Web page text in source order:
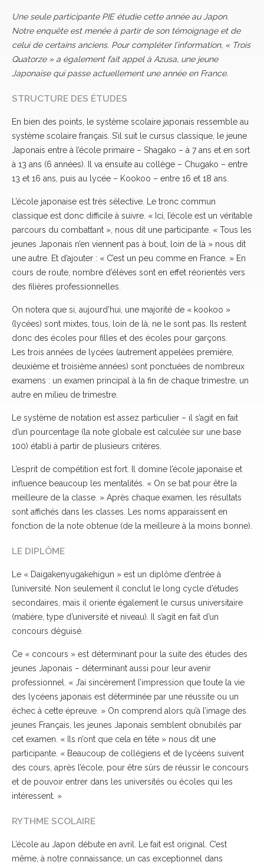
Une seule participante PIE étudie cette année au Japon.
Notre enquête est menée à partir de son témoignage et de
celui de certains anciens. Pour compléter l’information, « Trois
Quatorze » a également fait appel à Azusa, une jeune
Japonaise qui passe actuellement une année en France.
STRUCTURE DES ÉTUDES
En bien des points, le système scolaire japonais ressemble au
système scolaire français. S’il suit le cursus classique, le jeune
Japonais entre à l’école primaire – Shagako – à 7 ans et en sort
à 13 ans (6 années). Il va ensuite au collège – Chugako – entre
13 et 16 ans, puis au lycée – Kookoo – entre 16 et 18 ans.
L’école japonaise est très sélective. Le tronc commun
classique est donc difficile à suivre. « Ici, l’école est un véritable
parcours du combattant », nous dit une participante. « Tous les
jeunes Japonais n’en viennent pas à bout, loin de là » nous dit
une autre. Et d’ajouter : « C’est un peu comme en France. » En
cours de route, nombre d’élèves sont en effet réorientés vers
des filières professionnelles.
On notera que si, aujourd’hui, une majorité de « kookoo »
(lycées) sont mixtes, tous, loin de là, ne le sont pas. Ils restent
donc des écoles pour filles et des écoles pour garçons.
Les trois années de lycées (autrement appelées première,
deuxième et troisième années) sont ponctuées de nombreux
examens : un examen principal à la fin de chaque trimestre, un
autre en milieu de trimestre.
Le système de notation est assez particulier – il s’agit en fait
d’un pourcentage (la note globale est calculée sur une base
100) établi à partir de plusieurs critères.
L’esprit de compétition est fort. Il domine l’école japonaise et
influence beaucoup les mentalités. « On se bat pour être la
meilleure de la classe. » Après chaque examen, les résultats
sont affichés dans les classes. Les noms apparaissent en
fonction de la note obtenue (de la meilleure à la moins bonne).
LE DIPLÔME
Le « Daigakenyugakehigun » est un diplôme d’entrée à
l’université. Non seulement il conclut le long cycle d’études
secondaires, mais il oriente également le cursus universitaire
(matière, type d’université et niveau). Il s’agit en fait d’un
concours déguisé.
Ce « concours » est déterminant pour la suite des études des
jeunes Japonais – déterminant aussi pour leur avenir
professionnel. « J’ai sincèrement l’impression que toute la vie
des lycéens japonais est déterminée par une réussite ou un
échec à cette épreuve. » On comprend alors qu’à l’image des
jeunes Français, les jeunes Japonais semblent obnubilés par
cet examen. « Ils n’ont que cela en tête » nous dit une
participante. « Beaucoup de collégiens et de lycéens suivent
des cours, après l’école, pour être sûrs de réussir le concours
et de pouvoir entrer dans les universités ou écoles qui les
intéressent. »
RYTHME SCOLAIRE
L’école au Japon débute en avril. Le fait est original. C’est
même, à notre connaissance, un cas exceptionnel dans